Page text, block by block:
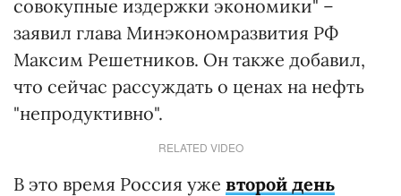
совокупные издержки экономики" –
заявил глава Минэкономразвития РФ
Максим Решетников. Он также добавил,
что сейчас рассуждать о ценах на нефть
"непродуктивно".
RELATED VIDEO
В это время Россия уже второй день